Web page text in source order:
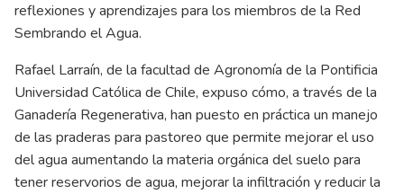
reflexiones y aprendizajes para los miembros de la Red
Sembrando el Agua.
Rafael Larraín, de la facultad de Agronomía de la Pontificia
Universidad Católica de Chile, expuso cómo, a través de la
Ganadería Regenerativa, han puesto en práctica un manejo
de las praderas para pastoreo que permite mejorar el uso
del agua aumentando la materia orgánica del suelo para
tener reservorios de agua, mejorar la infiltración y reducir la